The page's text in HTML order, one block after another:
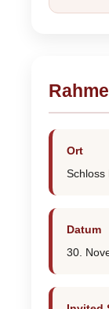
Ort
Schloss
Datum
30.